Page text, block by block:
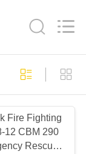
Fire Fighting
12 CBM 290
Rescue